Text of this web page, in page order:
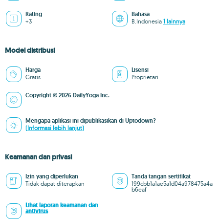
Rating
+3
Bahasa
B.Indonesia 1 lainnya
Model distribusi
Harga
Gratis
Lisensi
Proprietari
Copyright © 2026 DailyYoga Inc.
Mengapa aplikasi ini dipublikasikan di Uptodown?
(Informasi lebih lanjut)
Keamanan dan privasi
Izin yang diperlukan
Tidak dapat diterapkan
Tanda tangan sertifikat
199cbb1a1ae5a1d04a978475a4a
b6eaf
Lihat laporan keamanan dan
antivirus